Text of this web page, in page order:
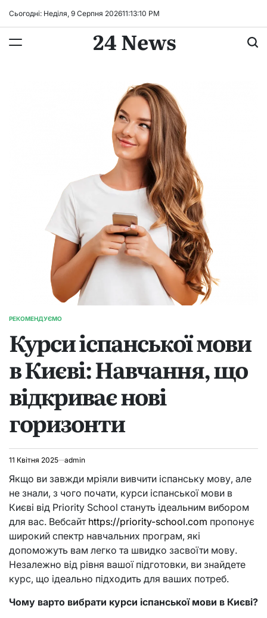
Сьогодні: Неділя, 9 Серпня 202611:13:11 PM
24 News
ОПУБЛІКУВАТИ
РЕКОМЕНДУЄМО
Курси іспанської мови
в Києві: Навчання, що
відкриває нові
горизонти
11 Квітня 2025 admin
Якщо ви завжди мріяли вивчити іспанську мову, але
не знали, з чого почати, курси іспанської мови в
Києві від Priority School стануть ідеальним вибором
для вас. Вебсайт https://priority-school.com пропонує
широкий спектр навчальних програм, які
допоможуть вам легко та швидко засвоїти мову.
Незалежно від рівня вашої підготовки, ви знайдете
курс, що ідеально підходить для ваших потреб.
Чому варто вибрати курси іспанської мови в Києві?